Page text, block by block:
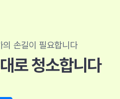
손길이 필요합니다
로 청소합니다